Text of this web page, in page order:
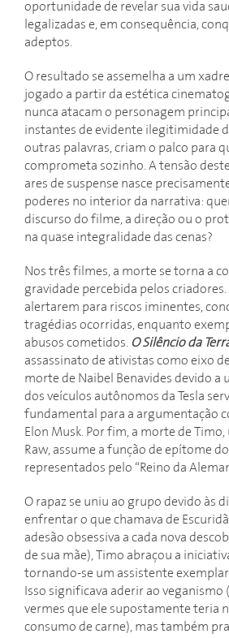
oportunidade de revelar sua vida
legalizadas e, em consequência,
adeptos.
O resultado se assemelha a um
jogado a partir da estética
nunca atacam o personagem
instantes de evidente ilegitimidade
outras palavras, criam o palco para
comprometa sozinho. A tensão
ares de suspense nasce
poderes no interior da narrativa:
discurso do filme, a direção ou o
na quase integralidade das cenas?
Nos três filmes, a morte se torna a
gravidade percebida pelos criadores.
alertarem para riscos iminentes,
tragédias ocorridas, enquanto
abusos cometidos. O Silêncio da
assassinato de ativistas como eixo
morte de Naibel Benavides devido a
dos veículos autônomos da Tesla
fundamental para a argumentação
Elon Musk. Por fim, a morte de
Raw, assume a função de epítome
representados pelo “Reino da
O rapaz se uniu ao grupo devido às
enfrentar o que chamava de
adesão obsessiva a cada nova
de sua mãe), Timo abraçou a
tornando-se um assistente exemplar
Isso significava aderir ao
vermes que ele supostamente teria
consumo de carne), mas também